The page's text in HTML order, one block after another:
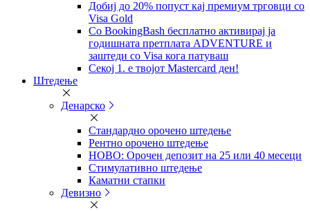
Добиј до 20% попуст кај премиум трговци со
Visa Gold
Со BookingBash бесплатно активирај ја
годишната претплата ADVENTURE и
заштеди со Visa кога патуваш
Секој 1. е твојот Mastercard ден!
Штедење
Денарско
Стандардно орочено штедење
Рентно орочено штедење
НОВО: Орочен депозит на 25 или 40 месеци
Стимулативно штедење
Каматни стапки
Девизно